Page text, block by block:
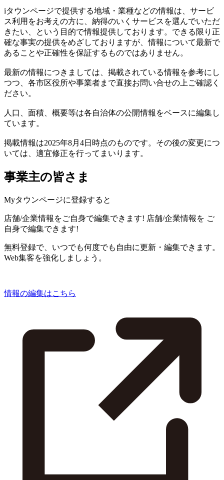
iタウンページで提供する地域・業種などの情報は、サービ
ス利用をお考えの方に、納得のいくサービスを選んでいただ
きたい、という目的で情報提供しております。できる限り正
確な事実の提供をめざしておりますが、情報について最新で
あることや正確性を保証するものではありません。
最新の情報につきましては、掲載されている情報を参考にし
つつ、各市区役所や事業者まで直接お問い合せの上ご確認く
ださい。
人口、面積、概要等は各自治体の公開情報をベースに編集し
ています。
掲載情報は2025年8月4日時点のものです。その後の変更につ
いては、適宜修正を行ってまいります。
事業主の皆さま
Myタウンページに登録すると
店舗/企業情報をご自身で編集できます! 店舗/企業情報を ご
自身で編集できます!
無料登録で、いつでも何度でも自由に更新・編集できます。
Web集客を強化しましょう。
情報の編集はこちら